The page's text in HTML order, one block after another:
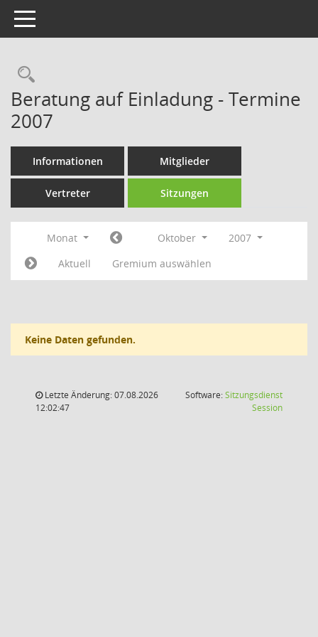
Toggle navigation
Rechercheauswahl
Beratung auf Einladung - Termine
2007
Informationen Mitglieder
Vertreter Sitzungen
Monat Oktober
2007
Aktuell
Gremium auswählen
Keine Daten gefunden.
Letzte Änderung: 07.08.2026
12:02:47
Software:Sitzungsdienst
Session(Wird in